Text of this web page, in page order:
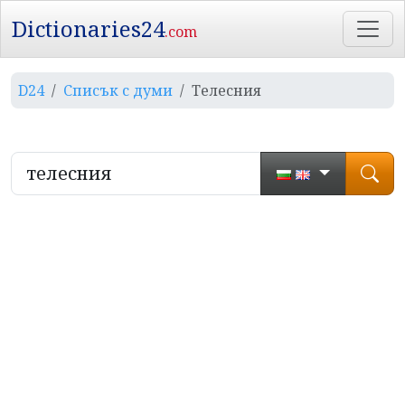
Dictionaries24.com
D24 Списък с думи Телесния